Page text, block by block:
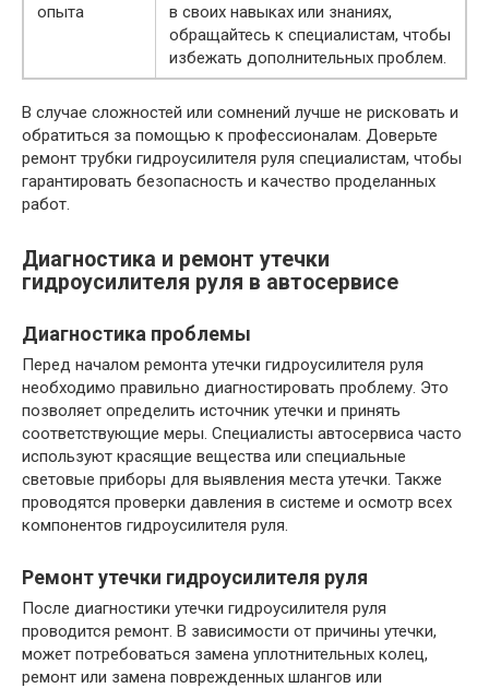
опыта
в своих навыках или знаниях,
обращайтесь к специалистам, чтобы
избежать дополнительных проблем.
В случае сложностей или сомнений лучше не рисковать и
обратиться за помощью к профессионалам. Доверьте
ремонт трубки гидроусилителя руля специалистам, чтобы
гарантировать безопасность и качество проделанных
работ.
Диагностика и ремонт утечки
гидроусилителя руля в автосервисе
Диагностика проблемы
Перед началом ремонта утечки гидроусилителя руля
необходимо правильно диагностировать проблему. Это
позволяет определить источник утечки и принять
соответствующие меры. Специалисты автосервиса часто
используют красящие вещества или специальные
световые приборы для выявления места утечки. Также
проводятся проверки давления в системе и осмотр всех
компонентов гидроусилителя руля.
Ремонт утечки гидроусилителя руля
После диагностики утечки гидроусилителя руля
проводится ремонт. В зависимости от причины утечки,
может потребоваться замена уплотнительных колец,
ремонт или замена поврежденных шлангов или